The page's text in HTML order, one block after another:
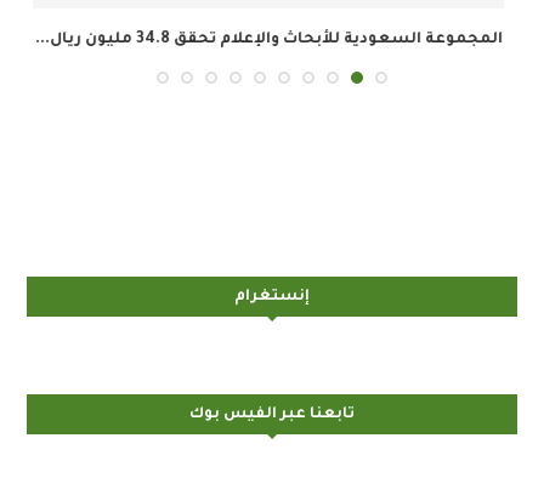
المجموعة السعودية للأبحاث والإعلام تحقق 34.8 مليون ريال...
إنستغرام
تابعنا عبر الفيس بوك